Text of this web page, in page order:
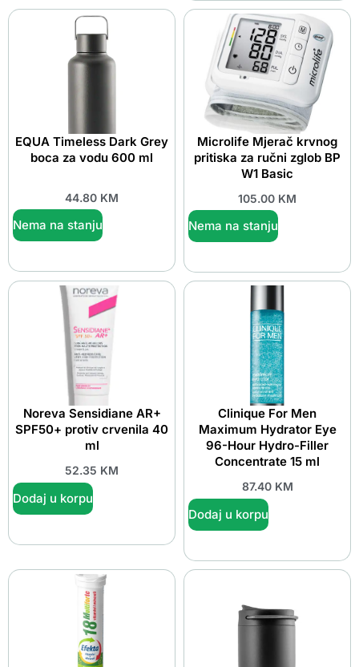
EQUA Timeless Dark Grey
boca za vodu 600 ml
44.80 KM
Nema na stanju
Microlife Mjerač krvnog
pritiska za ručni zglob BP
W1 Basic
105.00 KM
Nema na stanju
Noreva Sensidiane AR+
SPF50+ protiv crvenila 40
ml
52.35 KM
Dodaj u korpu
Clinique For Men
Maximum Hydrator Eye
96-Hour Hydro-Filler
Concentrate 15 ml
87.40 KM
Dodaj u korpu